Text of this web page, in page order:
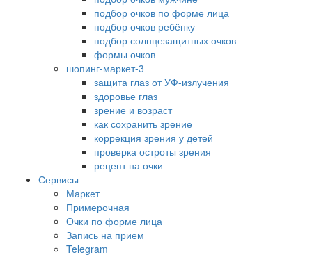
подбор очков по форме лица
подбор очков ребёнку
подбор солнцезащитных очков
формы очков
шопинг-маркет-3
защита глаз от УФ-излучения
здоровье глаз
зрение и возраст
как сохранить зрение
коррекция зрения у детей
проверка остроты зрения
рецепт на очки
Сервисы
Маркет
Примерочная
Очки по форме лица
Запись на прием
Telegram